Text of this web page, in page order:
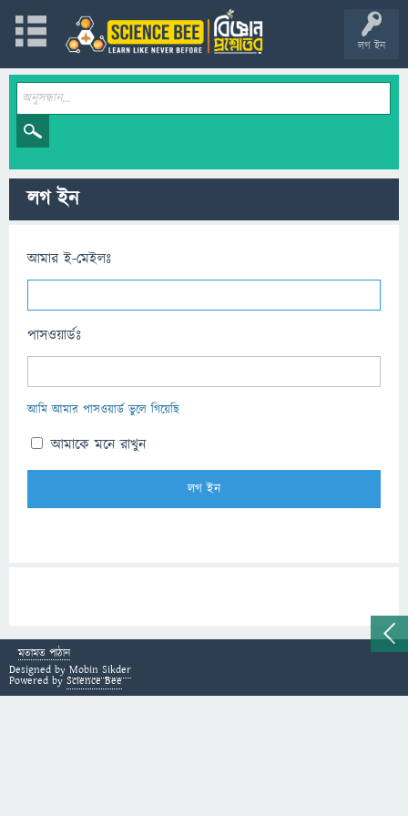
লগ ইন
লগ ইন
আমার ই-মেইলঃ
পাসওয়ার্ডঃ
আমি আমার পাসওয়ার্ড ভুলে গিয়েছি
আমাকে মনে রাখুন
মতামত পাঠান
Designed by Mobin Sikder
Powered by Science Bee